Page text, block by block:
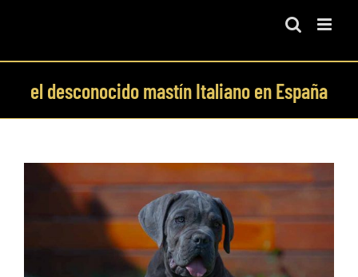
el desconocido mastín Italiano en España